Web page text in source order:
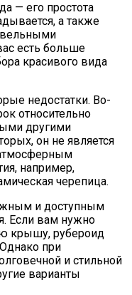
— его простота
а также
есть больше
красивого вида
недостатки. Во-
относительно
другими
он не является
например,
черепица.
и доступным
Если вам нужно
крышу, рубероид
при
и стильной
варианты